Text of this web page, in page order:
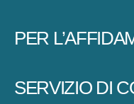
PER
SERVIZIO DI